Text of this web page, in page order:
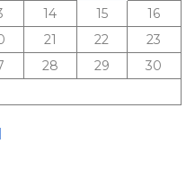
14 15
16
21 22
23
28 29
30